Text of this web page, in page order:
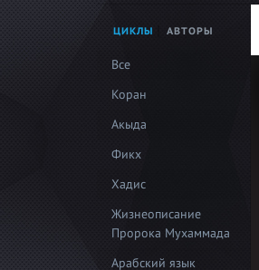
ЦИКЛЫ АВТОРЫ
Все
Коран
Акыда
Фикх
Хадис
Жизнеописание
Пророка Мухаммада
Арабский язык